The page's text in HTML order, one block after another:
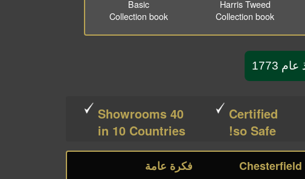
Basic
Collection book
Harris Tweed
Collection book
40 Showrooms
in 10 Countries
Certified
so Safe!
فكرة عامة